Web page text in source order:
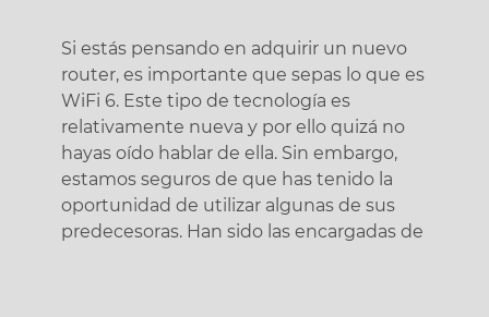
Si estás pensando en adquirir un nuevo
router, es importante que sepas lo que es
WiFi 6. Este tipo de tecnología es
relativamente nueva y por ello quizá no
hayas oído hablar de ella. Sin embargo,
estamos seguros de que has tenido la
oportunidad de utilizar algunas de sus
predecesoras. Han sido las encargadas de